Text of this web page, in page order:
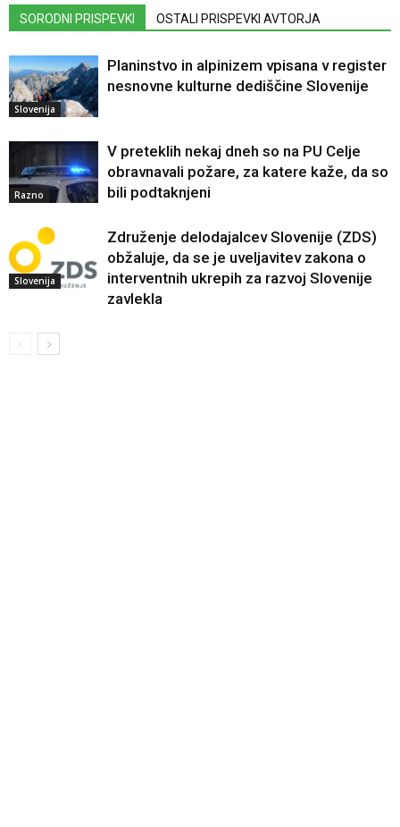
SORODNI PRISPEVKI OSTALI PRISPEVKI AVTORJA
Slovenija
Planinstvo in alpinizem vpisana v register
nesnovne kulturne dediščine Slovenije
Razno
V preteklih nekaj dneh so na PU Celje
obravnavali požare, za katere kaže, da so
bili podtaknjeni
Slovenija
Združenje delodajalcev Slovenije (ZDS)
obžaluje, da se je uveljavitev zakona o
interventnih ukrepih za razvoj Slovenije
zavlekla